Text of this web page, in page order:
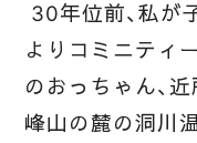
30年位前、私が
よりコミニティー
のおっちゃん、
峰山の麓の洞川